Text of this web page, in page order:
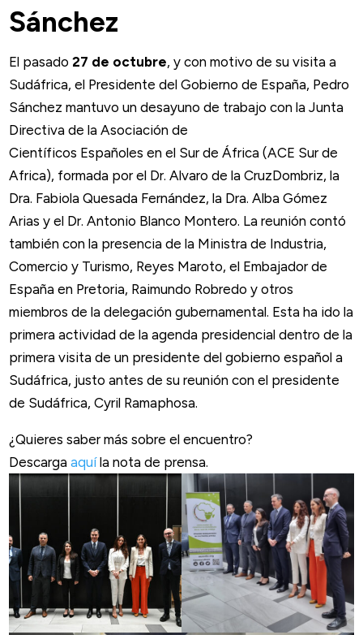
Sánchez
El pasado 27 de octubre, y con motivo de su visita a
Sudáfrica, el Presidente del Gobierno de España, Pedro
Sánchez mantuvo un desayuno de trabajo con la Junta
Directiva de la Asociación de
Científicos Españoles en el Sur de África (ACE Sur de
Africa), formada por el Dr. Alvaro de la CruzDombriz, la
Dra. Fabiola Quesada Fernández, la Dra. Alba Gómez
Arias y el Dr. Antonio Blanco Montero. La reunión contó
también con la presencia de la Ministra de Industria,
Comercio y Turismo, Reyes Maroto, el Embajador de
España en Pretoria, Raimundo Robredo y otros
miembros de la delegación gubernamental. Esta ha ido la
primera actividad de la agenda presidencial dentro de la
primera visita de un presidente del gobierno español a
Sudáfrica, justo antes de su reunión con el presidente
de Sudáfrica, Cyril Ramaphosa.
¿Quieres saber más sobre el encuentro?
Descargaaquíla nota de prensa.